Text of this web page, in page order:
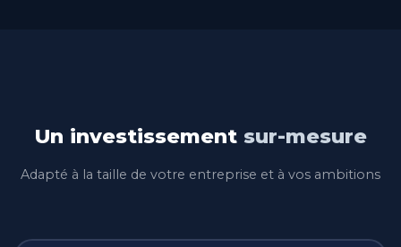
Un investissement sur-mesure
Adapté à la taille de votre entreprise et à vos ambitions